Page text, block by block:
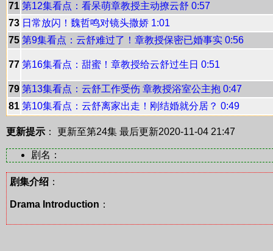
71 第12集看点：看呆萌章教授主动撩云舒 0:57
73 日常放闪！魏哲鸣对镜头撒娇 1:01
75 第9集看点：云舒难过了！章教授保密已婚事实 0:56
77 第16集看点：甜蜜！章教授给云舒过生日 0:51
79 第13集看点：云舒工作受伤 章教授浴室公主抱 0:47
81 第10集看点：云舒离家出走！刚结婚就分居？ 0:49
更新提示 ： 更新至第24集 最后更新2020-11-04 21:47
剧名：
剧集介绍 ：
Drama Introduction ：